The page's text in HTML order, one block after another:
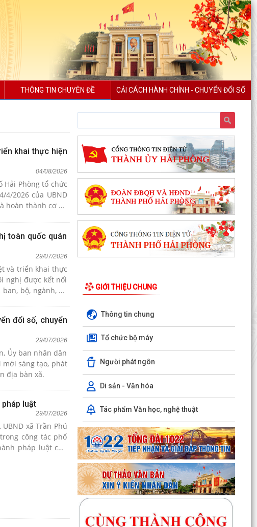
THÔNG TIN CHUYÊN ĐỀ CẢI CÁCH HÀNH CHÍNH - CHUYỂN ĐỔI SỐ
khai thực hiện
04/08/2026
Hải Phòng tổ chức
4/2026 của UBND
hoàn thành cơ sở
toàn quốc quán
29/07/2026
và triển khai thực
nghị được kết nối
bộ, ngành, cơ
đổi số, chuyển
29/07/2026
Ủy ban nhân dân
mới sáng tạo, phát
địa bàn xã.
luật
29/07/2026
xã Trần Phú
công tác phổ
pháp luật của
GIỚI THIỆU CHUNG
Thông tin chung
Tổ chức bộ máy
Người phát ngôn
Di sản - Văn hóa
Tác phẩm Văn học, nghệ thuật